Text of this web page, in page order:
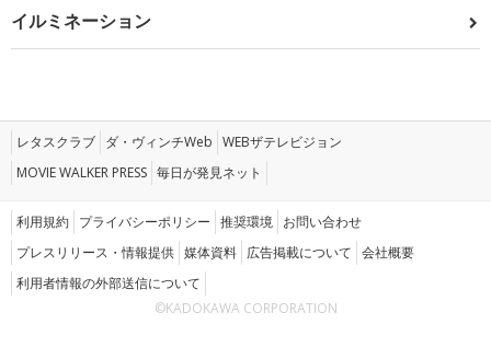
イルミネーション
レタスクラブ ダ・ヴィンチWeb WEBザテレビジョン
MOVIE WALKER PRESS 毎日が発見ネット
利用規約 プライバシーポリシー 推奨環境 お問い合わせ
プレスリリース・情報提供 媒体資料 広告掲載について 会社概要
利用者情報の外部送信について
©KADOKAWA CORPORATION